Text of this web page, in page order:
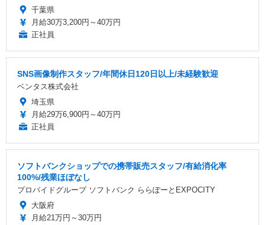
千葉県
月給30万3,200円～40万円
正社員
SNS画像制作スタッフ/年間休日120日以上/未経験歓迎
ベンタス株式会社
埼玉県
月給29万6,900円～40万円
正社員
ソフトバンクショップでの携帯販売スタッフ/有給消化率
100%/残業ほぼなし
プロバイドグループ ソフトバンク ららぽーとEXPOCITY
大阪府
月給21万円～30万円